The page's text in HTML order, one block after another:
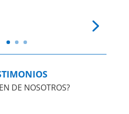
DE NOSOTROS?